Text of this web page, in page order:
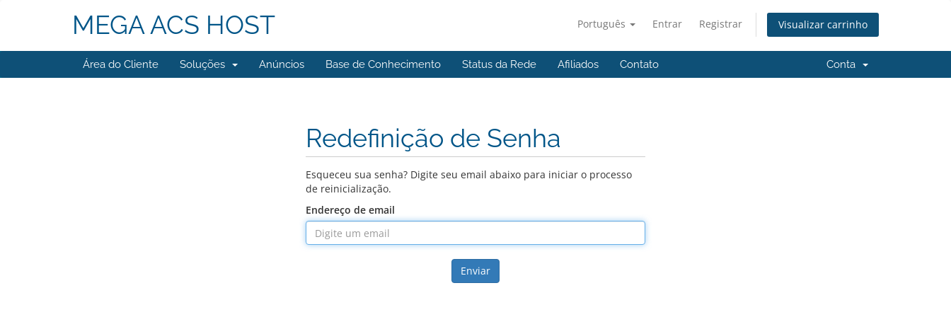
Português Entrar Registrar Visualizar carrinho
MEGA ACS HOST
Área do Cliente Soluções Anúncios Base de Conhecimento Status da Rede Afiliados Contato Conta
Redefinição de Senha
Esqueceu sua senha? Digite seu email abaixo para iniciar o processo
de reinicialização.
Endereço de email
Enviar